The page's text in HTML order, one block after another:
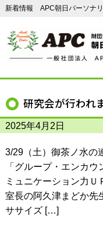
新着情報 APC朝日パーソナ
研究会が行われ
2025年4月2日
3/29（土）御茶ノ水の
「グループ・エンカ
ミュニケーション力
室長の阿久津まどか先
ササイズ […]